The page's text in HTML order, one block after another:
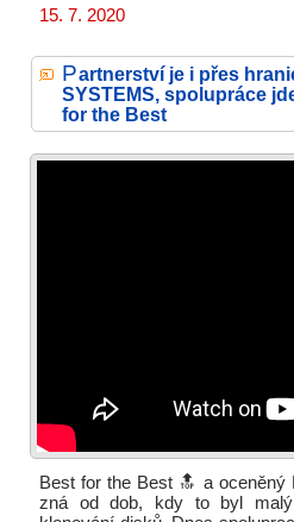
15. 7. 2020
Partnerství je i přes
SYSTEMS, spolupráce
for the Best
Best for the Best 🔝 a oceněný
zná od dob, kdy to byl malý